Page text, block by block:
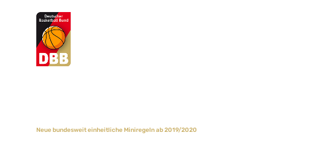
Suchvorschläge
Neue bundesweit einheitliche Miniregeln ab 2019/2020